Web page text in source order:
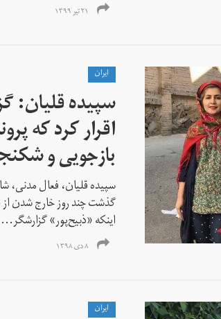
۲۱ تیر ۱۳۹۹
ايران
سپیده قلیان:
اقرار کرد که
بازجویی و
سپیده قلیان، فعال مدنی،
گذشت چند روز خارج شدن از
اینکه «ذبیح‌پور» گزارشگر...
۸ دی ۱۳۹۸
ايران